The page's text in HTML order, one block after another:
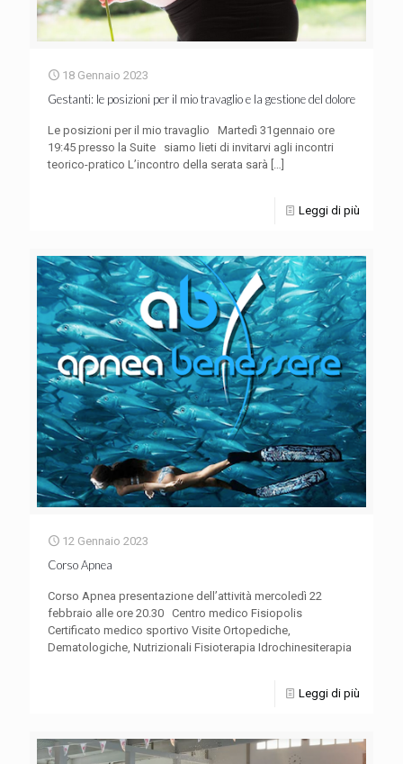
18 Gennaio 2023
Gestanti: le posizioni per il mio travaglio e la gestione del dolore
Le posizioni per il mio travaglio Martedì 31gennaio ore
19:45 presso la Suite siamo lieti di invitarvi agli incontri
teorico-pratico L’incontro della serata sarà […]
Leggi di più
12 Gennaio 2023
Corso Apnea
Corso Apnea presentazione dell’attività mercoledì 22
febbraio alle ore 20.30 Centro medico Fisiopolis
Certificato medico sportivo Visite Ortopediche,
Dematologiche, Nutrizionali Fisioterapia Idrochinesiterapia
Leggi di più